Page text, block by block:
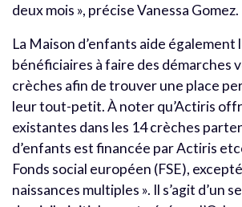
deux mois », précise Vanessa Gomez.
La Maison d’enfants aide également
bénéficiaires à faire des démarches
crèches afin de trouver une place
leur tout-petit. À noter qu’Actiris
existantes dans les 14 crèches
d’enfants est financée par Actiris
Fonds social européen (FSE),
naissances multiples ». Il s’agit d’un